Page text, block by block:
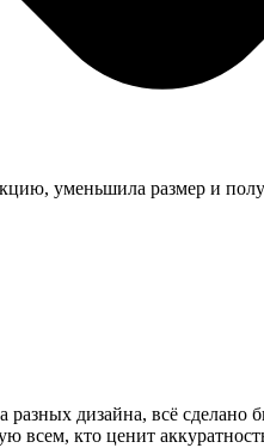
уменьшила размер и
дизайна, всё сделано
кто ценит